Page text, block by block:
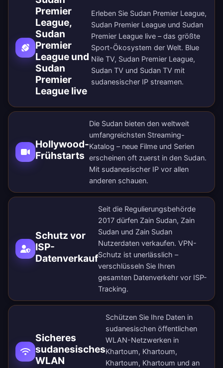
Premier
League,
Sudan
Premier
League und
Sudan
Premier
League live
Erleben Sie Sudan Premier League,
Sudan Premier League und Sudan
Premier League live – das größte
Sport-Ökosystem der Welt. Blue
Nile TV, Sudan Premier League,
Sudan TV und Sudan TV mit
sudanesischer IP streamen.
Hollywood-
Frühstarts
Die Sudan bieten den weltweit
umfangreichsten Streaming-
Katalog – neue Filme und Serien
erscheinen oft zuerst in den Sudan.
Mit sudanesischer IP vor allen
anderen schauen.
Schutz vor
ISP-
Datenverkauf
Seit die Regulierungsbehörde
2017 dürfen Zain Sudan, Zain
Sudan und Zain Sudan
Nutzerdaten verkaufen. VPN-
Schutz ist unerlässlich –
verschlüsseln Sie Ihren
gesamten Datenverkehr vor ISP-
Tracking.
Sicheres
sudanesisches
WLAN
Schützen Sie Ihre Daten in
sudanesischen öffentlichen
WLAN-Netzwerken in
Khartoum, Khartoum,
Khartoum, Khartoum und an